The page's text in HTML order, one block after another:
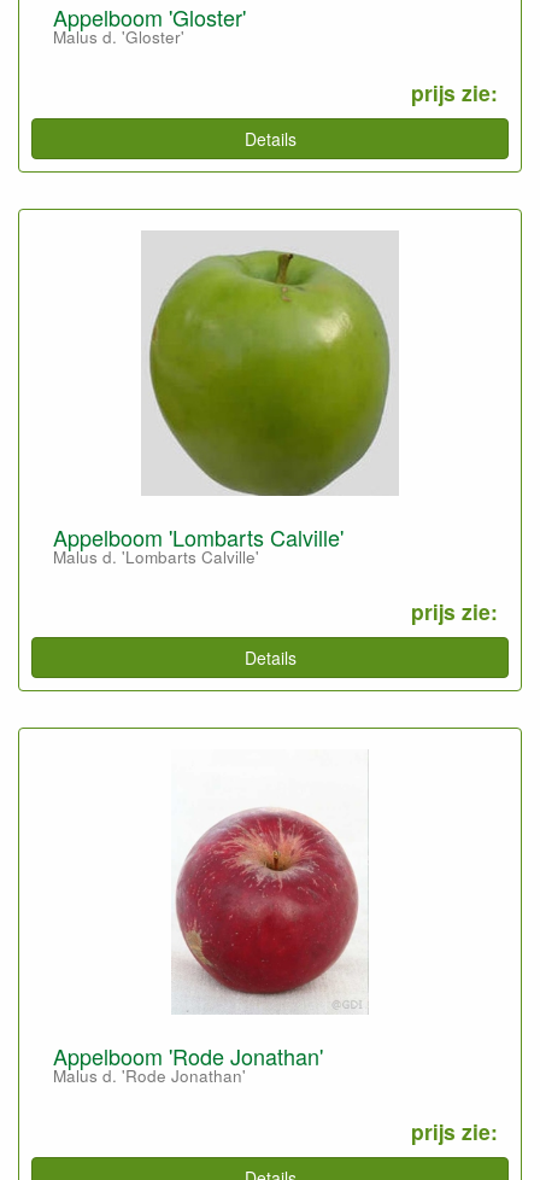
Appelboom 'Gloster'
Malus d. 'Gloster'
prijs zie:
Details
Appelboom 'Lombarts Calville'
Malus d. 'Lombarts Calville'
prijs zie:
Details
Appelboom 'Rode Jonathan'
Malus d. 'Rode Jonathan'
prijs zie: